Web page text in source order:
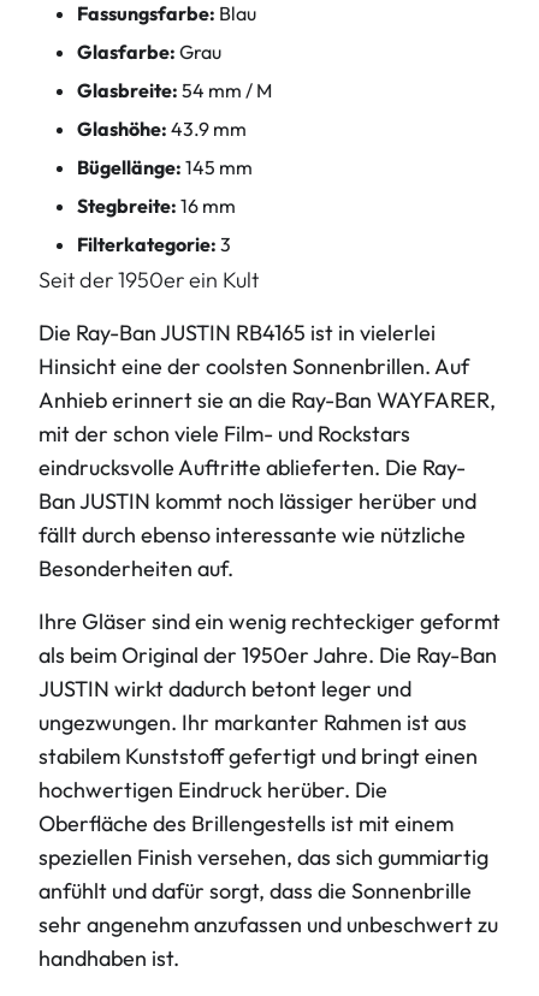
Fassungsfarbe: Blau
Glasfarbe: Grau
Glasbreite: 54 mm / M
Glashöhe: 43.9 mm
Bügellänge: 145 mm
Stegbreite: 16 mm
Filterkategorie: 3
Seit der 1950er ein Kult
Die Ray-Ban JUSTIN RB4165 ist in vielerlei
Hinsicht eine der coolsten Sonnenbrillen. Auf
Anhieb erinnert sie an die Ray-Ban WAYFARER,
mit der schon viele Film- und Rockstars
eindrucksvolle Auftritte ablieferten. Die Ray-
Ban JUSTIN kommt noch lässiger herüber und
fällt durch ebenso interessante wie nützliche
Besonderheiten auf.
Ihre Gläser sind ein wenig rechteckiger geformt
als beim Original der 1950er Jahre. Die Ray-Ban
JUSTIN wirkt dadurch betont leger und
ungezwungen. Ihr markanter Rahmen ist aus
stabilem Kunststoff gefertigt und bringt einen
hochwertigen Eindruck herüber. Die
Oberfläche des Brillengestells ist mit einem
speziellen Finish versehen, das sich gummiartig
anfühlt und dafür sorgt, dass die Sonnenbrille
sehr angenehm anzufassen und unbeschwert zu
handhaben ist.